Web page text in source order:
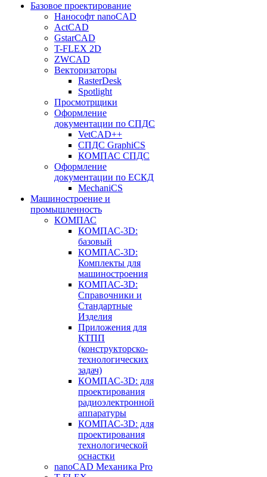
Базовое проектирование
Нанософт nanoCAD
ActCAD
GstarCAD
T-FLEX 2D
ZWCAD
Векторизаторы
RasterDesk
Spotlight
Просмотрщики
Оформление
документации по СПДС
VetCAD++
СПДС GraphiCS
КОМПАС СПДС
Оформление
документации по ЕСКД
MechaniCS
Машиностроение и
промышленность
КОМПАС
КОМПАС-3D:
базовый
КОМПАС-3D:
Комплекты для
машиностроения
КОМПАС-3D:
Справочники и
Стандартные
Изделия
Приложения для
КТПП
(конструкторско-
технологических
задач)
КОМПАС-3D: для
проектирования
радиоэлектронной
аппаратуры
КОМПАС-3D: для
проектирования
технологической
оснастки
nanoCAD Механика Pro